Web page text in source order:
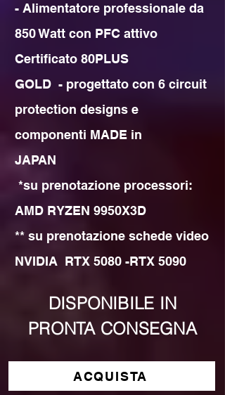
- Alimentatore professionale da
850 Watt con PFC attivo
Certificato 80PLUS
GOLD  - progettato con 6 circuit
protection designs e
componenti MADE in
JAPAN
AMD RYZEN 9950X3D
** su prenotazione schede video
NVIDIA  RTX 5080 -RTX 5090
DISPONIBILE IN
PRONTA CONSEGNA
ACQUISTA